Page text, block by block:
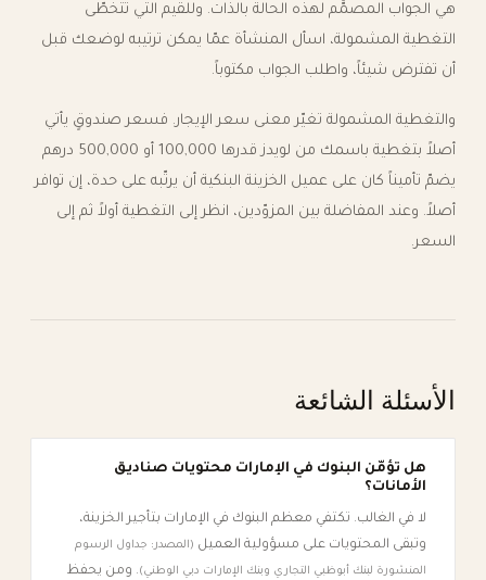
هي الجواب المصمَّم لهذه الحالة بالذات. وللقيم التي تتخطّى
التغطية المشمولة، اسأل المنشأة عمّا يمكن ترتيبه لوضعك قبل
أن تفترض شيئاً، واطلب الجواب مكتوباً.
والتغطية المشمولة تغيّر معنى سعر الإيجار. فسعر صندوقٍ يأتي
أصلاً بتغطية باسمك من لويدز قدرها 100,000 أو 500,000 درهم
يضمّ تأميناً كان على عميل الخزينة البنكية أن يرتّبه على حدة، إن توافر
أصلاً. وعند المفاضلة بين المزوّدين، انظر إلى التغطية أولاً ثم إلى
السعر.
الأسئلة الشائعة
هل تؤمّن البنوك في الإمارات محتويات صناديق
الأمانات؟
لا في الغالب. تكتفي معظم البنوك في الإمارات بتأجير الخزينة،
وتبقى المحتويات على مسؤولية العميل (المصدر: جداول الرسوم
المنشورة لبنك أبوظبي التجاري وبنك الإمارات دبي الوطني). ومن يحفظ